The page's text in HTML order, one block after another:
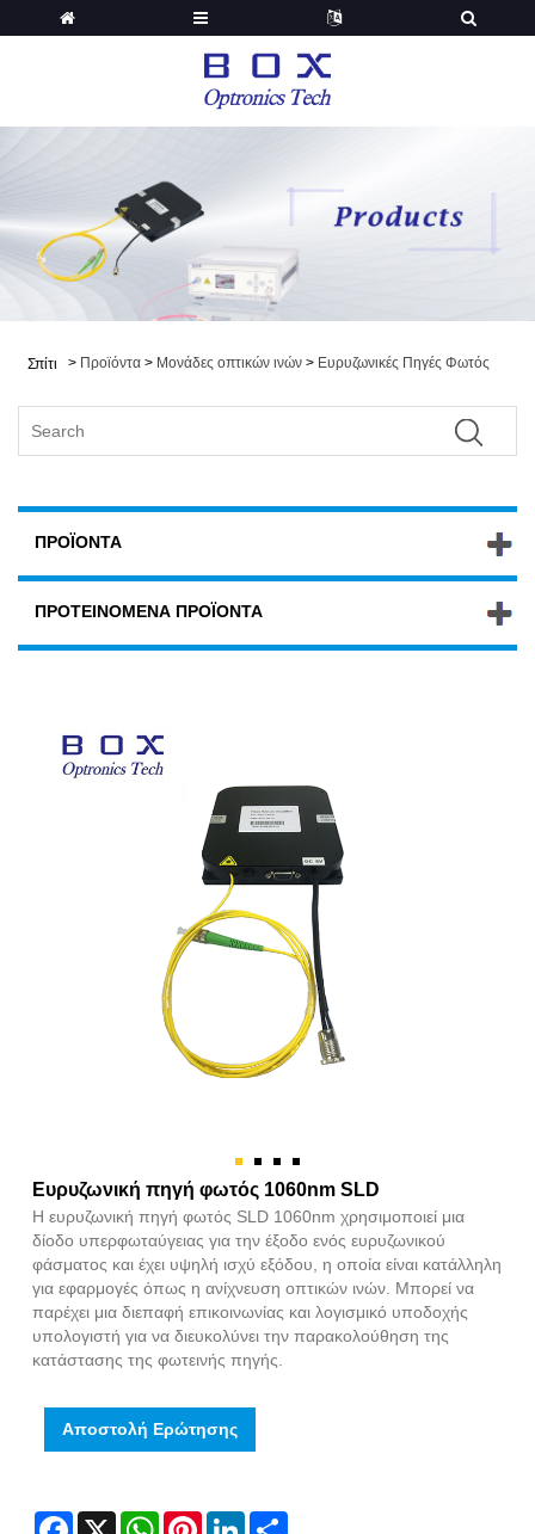
Σπίτι > Προϊόντα > Μονάδες οπτικών ινών > Ευρυζωνικές Πηγές Φωτός
ΠΡΟΪΌΝΤΑ
ΠΡΟΤΕΙΝΌΜΕΝΑ ΠΡΟΪΌΝΤΑ
Ευρυζωνική πηγή φωτός 1060nm SLD
Η ευρυζωνική πηγή φωτός SLD 1060nm χρησιμοποιεί μια
δίοδο υπερφωταύγειας για την έξοδο ενός ευρυζωνικού
φάσματος και έχει υψηλή ισχύ εξόδου, η οποία είναι κατάλληλη
για εφαρμογές όπως η ανίχνευση οπτικών ινών. Μπορεί να
παρέχει μια διεπαφή επικοινωνίας και λογισμικό υποδοχής
υπολογιστή για να διευκολύνει την παρακολούθηση της
κατάστασης της φωτεινής πηγής.
Αποστολή Ερώτησης
Facebook
X WhatsAppPinterestLinkedIn